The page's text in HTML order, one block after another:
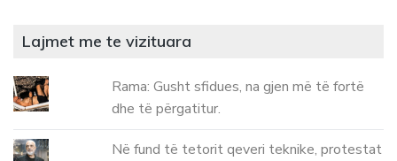
Lajmet me te vizituara
Rama: Gusht sfidues, na gjen më të fortë
dhe të përgatitur.
Në fund të tetorit qeveri teknike, protestat